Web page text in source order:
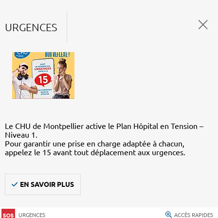
URGENCES
Le CHU de Montpellier active le Plan Hôpital en Tension –
Niveau 1.
Pour garantir une prise en charge adaptée à chacun,
appelez le 15 avant tout déplacement aux urgences.
EN SAVOIR PLUS
URGENCES ACCÈS RAPIDES